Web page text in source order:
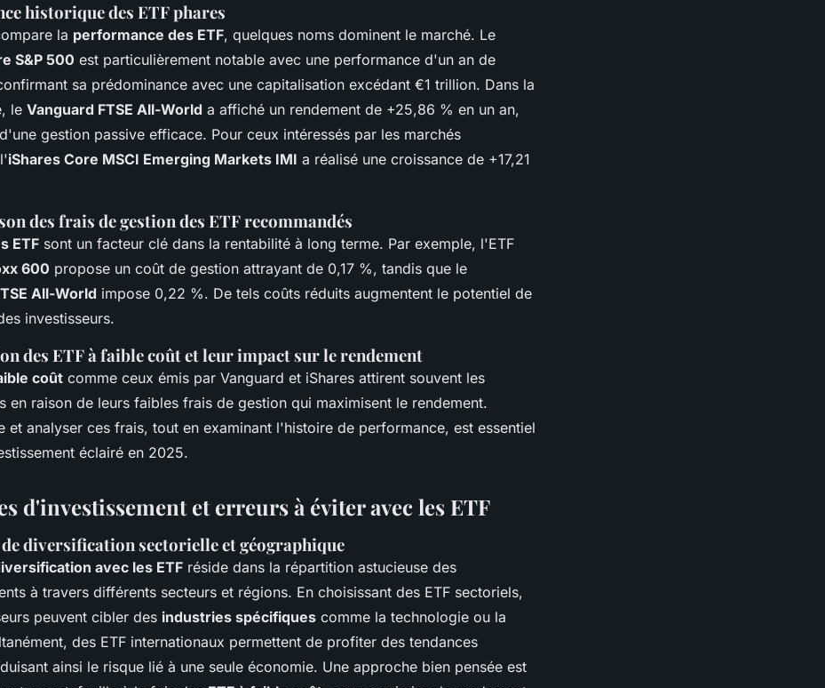
historique des ETF phares
la performance des ETF, quelques noms dominent le marché. Le
S&P 500 est particulièrement notable avec une performance d'un an de
sa prédominance avec une capitalisation excédant €1 trillion. Dans la
le Vanguard FTSE All-World a affiché un rendement de +25,86 % en un an,
gestion passive efficace. Pour ceux intéressés par les marchés
iShares Core MSCI Emerging Markets IMI a réalisé une croissance de +17,21
des frais de gestion des ETF recommandés
ETF sont un facteur clé dans la rentabilité à long terme. Par exemple, l'ETF
600 propose un coût de gestion attrayant de 0,17 %, tandis que le
All-World impose 0,22 %. De tels coûts réduits augmentent le potentiel de
investisseurs.
des ETF à faible coût et leur impact sur le rendement
coût comme ceux émis par Vanguard et iShares attirent souvent les
en raison de leurs faibles frais de gestion qui maximisent le rendement.
et analyser ces frais, tout en examinant l'histoire de performance, est essentiel
éclairé en 2025.
d'investissement et erreurs à éviter avec les ETF
diversification sectorielle et géographique
avec les ETF réside dans la répartition astucieuse des
à travers différents secteurs et régions. En choisissant des ETF sectoriels,
peuvent cibler des industries spécifiques comme la technologie ou la
des ETF internationaux permettent de profiter des tendances
ainsi le risque lié à une seule économie. Une approche bien pensée est